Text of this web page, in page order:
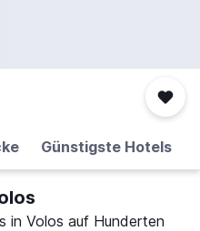
Günstigste Hotels
in Volos auf Hunderten